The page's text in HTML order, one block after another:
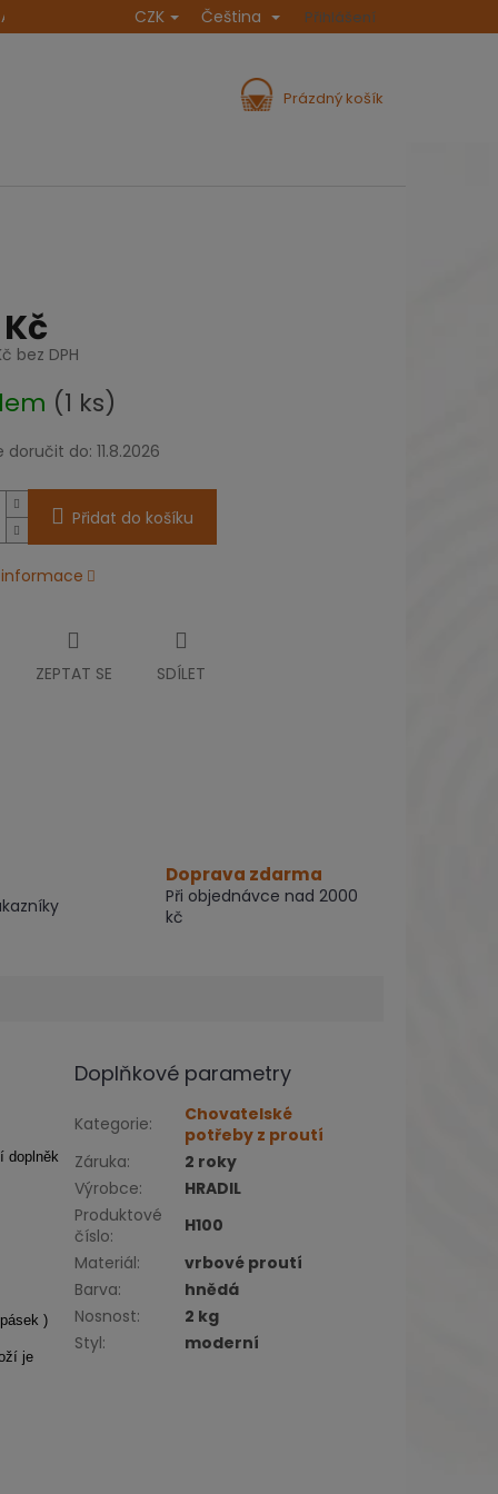
POVÍDÁNÍ A INSPIRACE DOPRAVA A PLATBA
CZK Čeština Přihlášení
NÁKUPNÍ
Prázdný košík
bez DPH
(1 ks)
doručit do: 11.8.2026
Přidat do košíku
ZEPTAT SE SDÍLET
Doprava zdarma
Při objednávce nad 2000
kč
doplněk
)
je
Doplňkové parametry
Kategorie:
Chovatelské
potřeby z proutí
Záruka:
2 roky
Výrobce:
HRADIL
Produktové
číslo:
H100
Materiál:
vrbové proutí
Barva:
hnědá
Nosnost:
2 kg
Styl: moderní